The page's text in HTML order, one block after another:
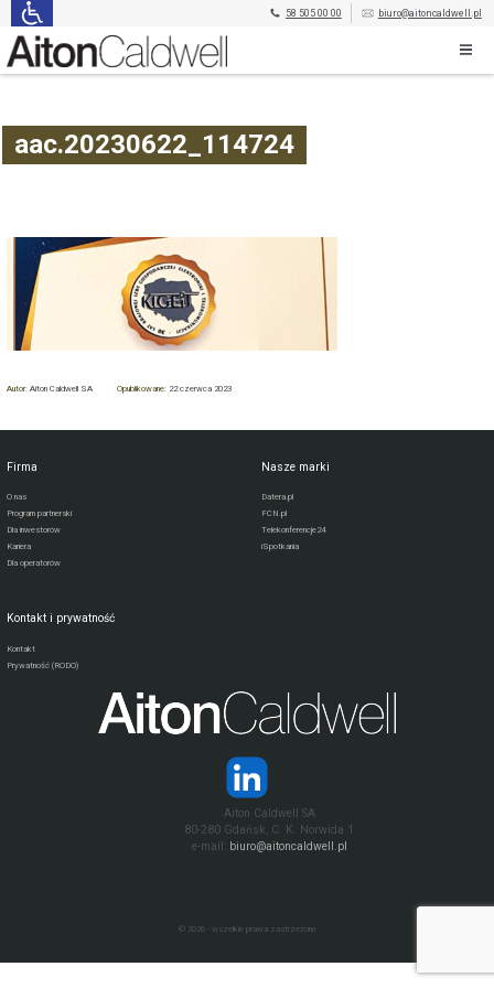
58 505 00 00 biuro@aitoncaldwell.pl
aac.20230622_114724
Autor:Aiton Caldwell SA Opublikowane: 22 czerwca 2023
Firma
O nas
Program partnerski
Dla inwestorów
Kariera
Dla operatorów
Nasze marki
Datera.pl
FCN.pl
Telekonferencje24
iSpotkania
Kontakt i prywatność
Kontakt
Prywatność (RODO)
Aiton Caldwell SA
80-280 Gdańsk, C. K. Norwida 1
e-mail:
biuro@aitoncaldwell.pl
© 2026 - wszelkie prawa zastrzeżone